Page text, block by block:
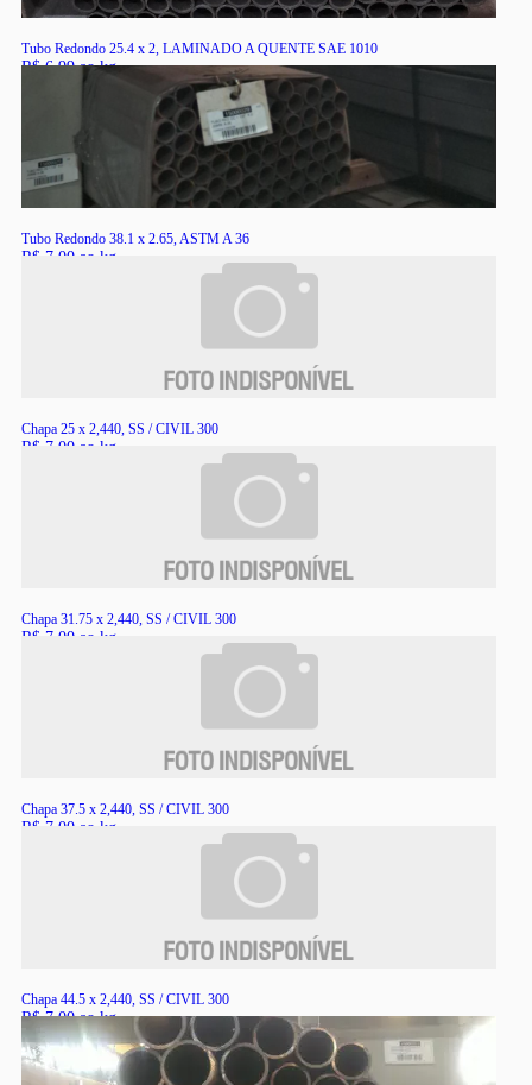
Tubo Redondo 25.4 x 2, LAMINADO A QUENTE SAE 1010
R$ 6,99 ao kg
Tubo Redondo 38.1 x 2.65, ASTM A 36
R$ 7,00 ao kg
Chapa 25 x 2,440, SS / CIVIL 300
R$ 7,00 ao kg
Chapa 31.75 x 2,440, SS / CIVIL 300
R$ 7,00 ao kg
Chapa 37.5 x 2,440, SS / CIVIL 300
R$ 7,00 ao kg
Chapa 44.5 x 2,440, SS / CIVIL 300
R$ 7,00 ao kg
RS